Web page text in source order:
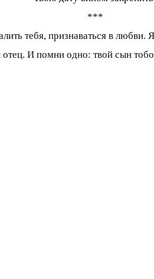
***
тебя, признаваться в
И помни одно: твой сын